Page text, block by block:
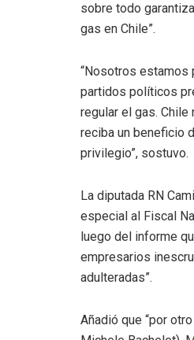
sobre todo
gas en Chile”.
“Nosotros estamos
partidos políticos
regular el gas. Chile
reciba un beneficio
privilegio”, sostuvo.
La diputada RN
especial al Fiscal
luego del informe
empresarios
adulteradas”.
Añadió que “por